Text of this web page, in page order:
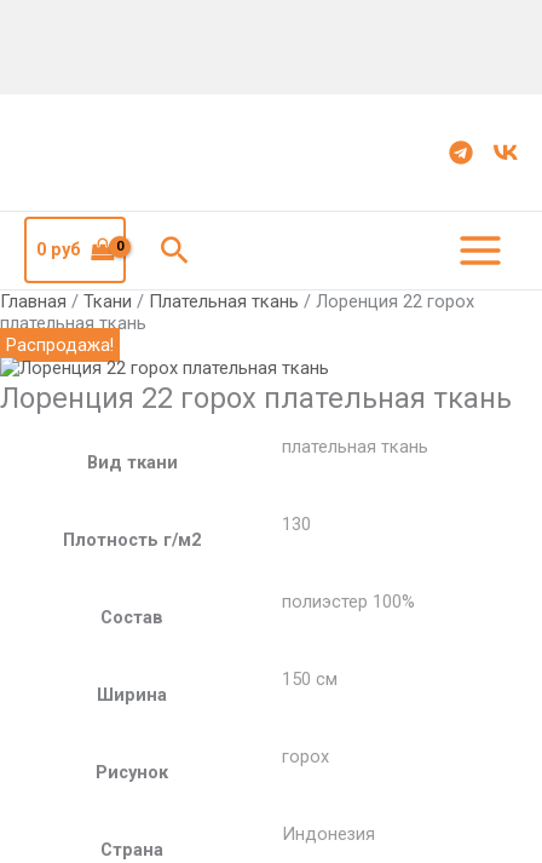
0руб Поиск
Главная / Ткани / Плательная ткань / Лоренция 22 горох
плательная ткань
Распродажа!
Лоренция 22 горох плательная ткань
Вид ткани
плательная ткань
Плотность г/м2
130
Состав
полиэстер 100%
Ширина
150 см
Рисунок
горох
Страна
Индонезия